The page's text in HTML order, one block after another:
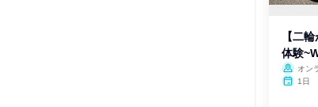
【二
体験
オン
1日